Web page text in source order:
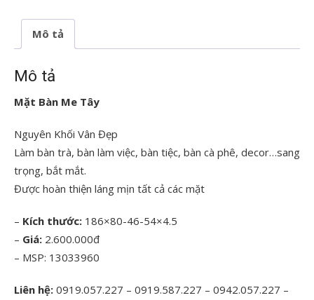
lượngMô tả
Mô tả
Mặt Bàn Me Tây
Nguyên Khối Vân Đẹp
Làm bàn trà, bàn làm việc, bàn tiệc, bàn cà phê, decor…sang
trọng, bắt mắt.
Được hoàn thiện láng mịn tất cả các mặt
– Kích thước: 186×80-46-54×4.5
– Giá: 2.600.000đ
– MSP: 13033960
Liên hệ: 0919.057.227 – 0919.587.227 – 0942.057.227 –